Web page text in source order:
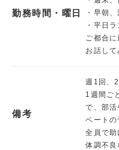
勤務時間・曜日
・早朝
・平日
ご都合
お話して
備考
週1回、
1週間ご
で、部活
ベートの
全員で助
体調不良